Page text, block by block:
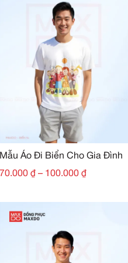
Mẫu Áo Đi Biển Cho Gia Đình
70.000 ₫ – 100.000 ₫